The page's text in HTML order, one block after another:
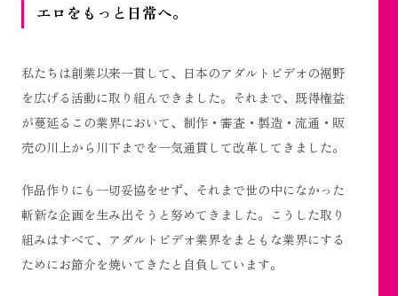
エロをもっと日常へ。
私たちは創業以来一貫して、日本のアダルトビデオの裾野
を広げる活動に取り組んできました。それまで、既得権益
が蔓延るこの業界において、制作・審査・製造・流通・販
売の川上から川下までを一気通貫して改革してきました。
作品作りにも一切妥協をせず、それまで世の中になかった
斬新な企画を生み出そうと努めてきました。こうした取り
組みはすべて、アダルトビデオ業界をまともな業界にする
ためにお節介を焼いてきたと自負しています。